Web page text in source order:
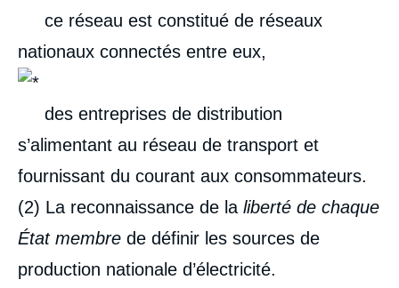
ce réseau est constitué de réseaux
nationaux connectés entre eux,
des entreprises de distribution
s’alimentant au réseau de transport et
fournissant du courant aux consommateurs.
(2) La reconnaissance de la liberté de chaque
État membre de définir les sources de
production nationale d’électricité.